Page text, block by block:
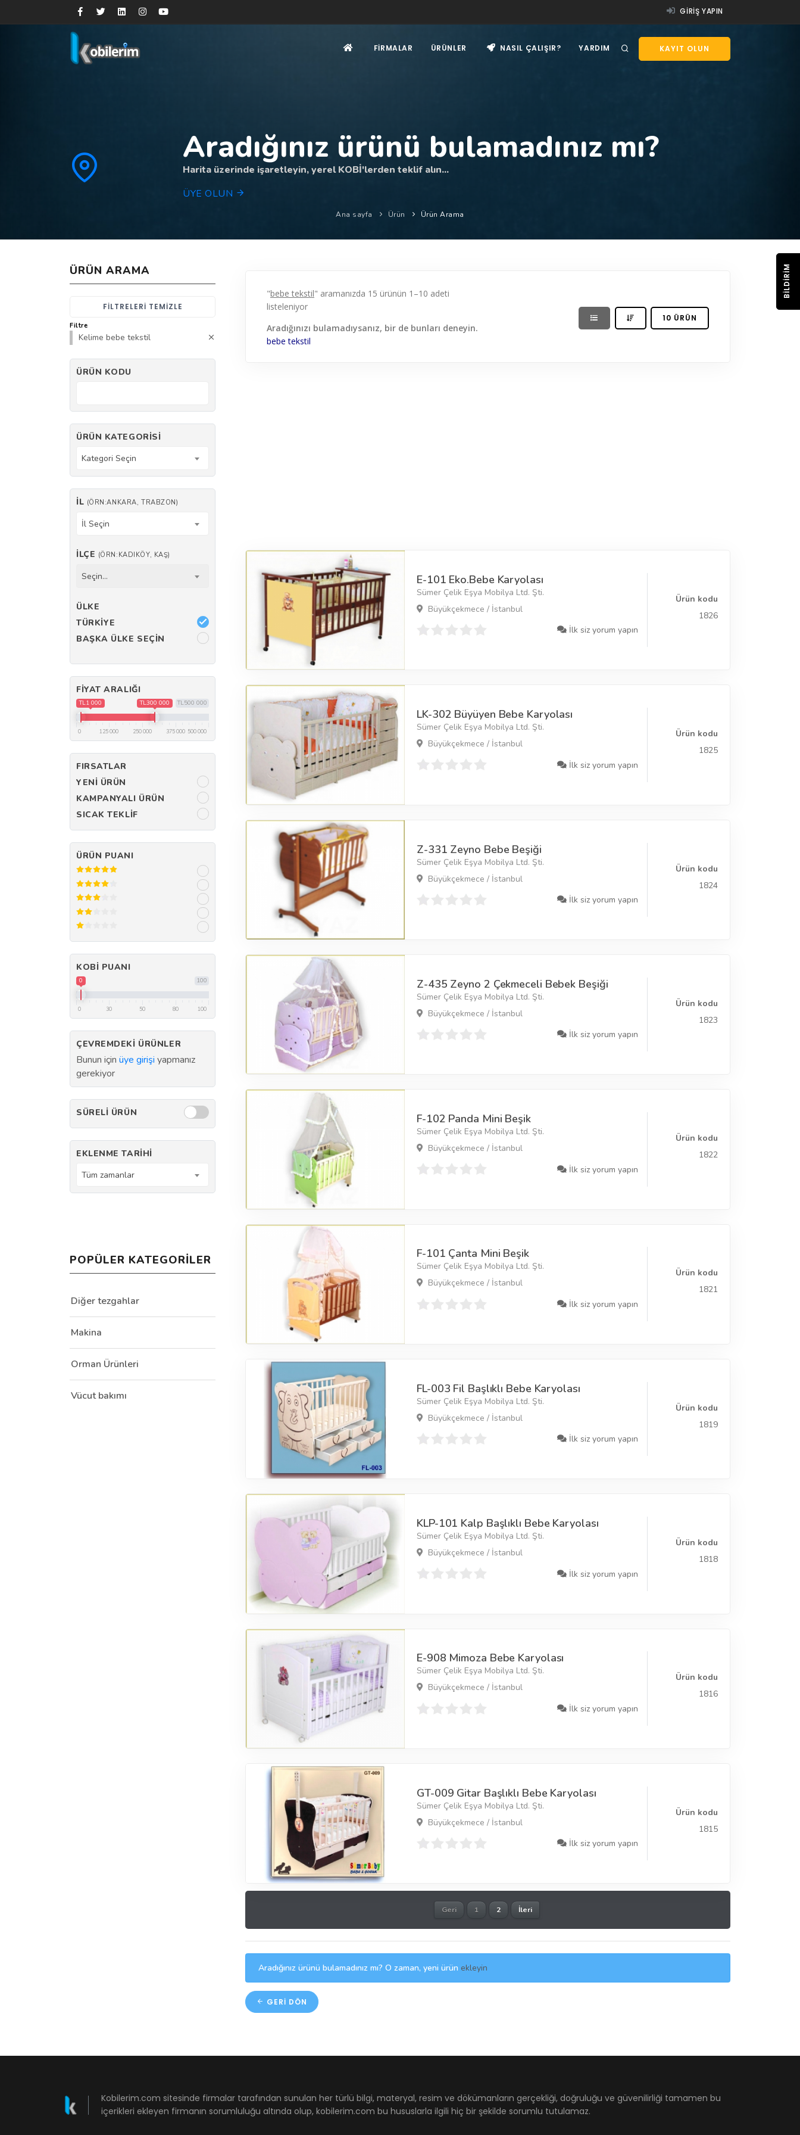
GIRIŞ YAPIN
KAYIT OLUN
FIRMALAR ÜRÜNLER NASIL ÇALIŞIR? YARDIM
Aradığınız ürünü bulamadınız mı?
Harita üzerinde işaretleyin, yerel KOBİ'lerden teklif alın...
ÜYE OLUN
Ana sayfa Ürün Ürün Arama
"bebe tekstil" aramanızda 15 ürünün 1–10 adeti
listeleniyor
Aradığınızı bulamadıysanız, bir de bunları deneyin.
bebe tekstil
10 ÜRÜN
E-101 Eko.Bebe Karyolası
Sümer Çelik Eşya Mobilya Ltd. Şti.
Büyükçekmece / İstanbul
İlk siz yorum yapın
Ürün kodu
1826
LK-302 Büyüyen Bebe Karyolası
Sümer Çelik Eşya Mobilya Ltd. Şti.
Büyükçekmece / İstanbul
İlk siz yorum yapın
Ürün kodu
1825
Z-331 Zeyno Bebe Beşiği
Sümer Çelik Eşya Mobilya Ltd. Şti.
Büyükçekmece / İstanbul
İlk siz yorum yapın
Ürün kodu
1824
Z-435 Zeyno 2 Çekmeceli Bebek Beşiği
Sümer Çelik Eşya Mobilya Ltd. Şti.
Büyükçekmece / İstanbul
İlk siz yorum yapın
Ürün kodu
1823
F-102 Panda Mini Beşik
Sümer Çelik Eşya Mobilya Ltd. Şti.
Büyükçekmece / İstanbul
İlk siz yorum yapın
Ürün kodu
1822
F-101 Çanta Mini Beşik
Sümer Çelik Eşya Mobilya Ltd. Şti.
Büyükçekmece / İstanbul
İlk siz yorum yapın
Ürün kodu
1821
FL-003 Fil Başlıklı Bebe Karyolası
Sümer Çelik Eşya Mobilya Ltd. Şti.
Büyükçekmece / İstanbul
İlk siz yorum yapın
Ürün kodu
1819
KLP-101 Kalp Başlıklı Bebe Karyolası
Sümer Çelik Eşya Mobilya Ltd. Şti.
Büyükçekmece / İstanbul
İlk siz yorum yapın
Ürün kodu
1818
E-908 Mimoza Bebe Karyolası
Sümer Çelik Eşya Mobilya Ltd. Şti.
Büyükçekmece / İstanbul
İlk siz yorum yapın
Ürün kodu
1816
GT-009 Gitar Başlıklı Bebe Karyolası
Sümer Çelik Eşya Mobilya Ltd. Şti.
Büyükçekmece / İstanbul
İlk siz yorum yapın
Ürün kodu
1815
Geri 1 2 İleri
Aradığınız ürünü bulamadınız mı? O zaman, yeni ürün ekleyin
GERI DÖN
ÜRÜN ARAMA
FILTRELERI TEMIZLE
Filtre
Kelime bebe tekstil
ÜRÜN KODU
ÜRÜN KATEGORISI
Kategori Seçin
İL (ÖRN:ANKARA, TRABZON)
İl Seçin
İLÇE (ÖRN:KADIKÖY, KAŞ)
Seçin...
ÜLKE
TÜRKIYE
BAŞKA ÜLKE SEÇIN
FIYAT ARALIĞI
TL500 000
TL1 000 TL300 000
0 125 000 250 000 375 000 500 000
FIRSATLAR
YENI ÜRÜN
KAMPANYALI ÜRÜN
SICAK TEKLIF
ÜRÜN PUANI
KOBI PUANI
100
0
0 30 50 80 100
ÇEVREMDEKI ÜRÜNLER
Bunun için üye girişi yapmanız
gerekiyor
SÜRELI ÜRÜN
EKLENME TARIHI
Tüm zamanlar
POPÜLER KATEGORILER
Diğer tezgahlar
Makina
Orman Ürünleri
Vücut bakımı
Kobilerim.com sitesinde firmalar tarafından sunulan her türlü bilgi, materyal, resim ve dökümanların gerçekliği, doğruluğu ve güvenilirliği tamamen bu
içerikleri ekleyen firmanın sorumluluğu altında olup, kobilerim.com bu hususlarla ilgili hiç bir şekilde sorumlu tutulamaz.
BILDIRIM